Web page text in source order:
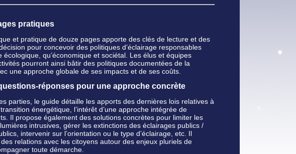
pratiques
et pratique de douze pages apporte des clés de lecture et des
pour concevoir des politiques d’éclairage responsables
écologique, qu’économique et sociétal. Les élus et équipes
pourront ainsi bâtir des politiques documentées de la
une approche globale de ses impacts et de ses coûts.
réponses pour une approche concrète
parties, le guide détaille les apports des dernières lois relatives à
énergétique, l’intérêt d’une approche intégrée de
Il propose également des solutions concrètes pour limiter les
intrusives, gérer les extinctions des éclairages publics /
intervenir sur l’orientation ou le type d’éclairage, etc. Il
des relations avec les citoyens autour des enjeux pluriels de
toute démarche.